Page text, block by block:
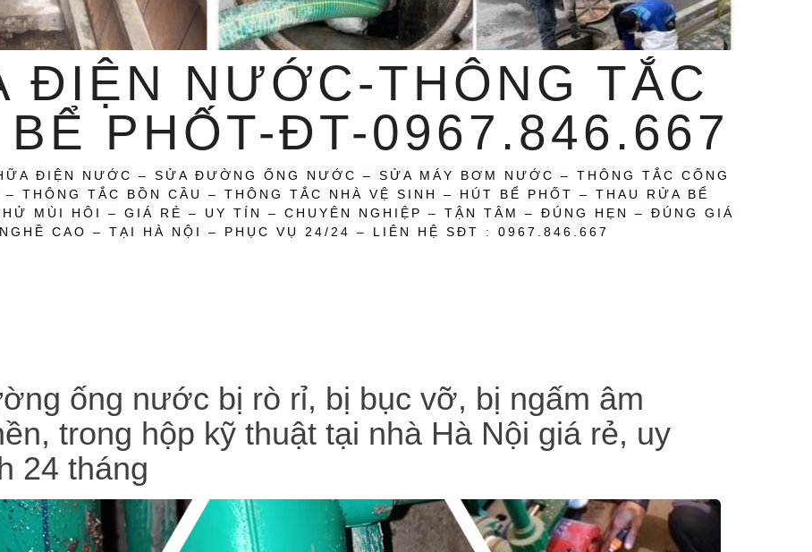
ĐIỆN NƯỚC-THÔNG TẮC
BỂ PHỐT-ĐT-0967.846.667
ĐIỆN NƯỚC – SỬA ĐƯỜNG ỐNG NƯỚC – SỬA MÁY BƠM NƯỚC – THÔNG TẮC CỐNG
THÔNG TẮC BỒN CẦU – THÔNG TẮC NHÀ VỆ SINH – HÚT BỂ PHỐT – THAU RỬA BỂ
MÙI HÔI – GIÁ RẺ – UY TÍN – CHUYÊN NGHIỆP – TẬN TÂM – ĐÚNG HẸN – ĐÚNG GIÁ
CAO – TẠI HÀ NỘI – PHỤC VỤ 24/24 – LIÊN HỆ SĐT : 0967.846.667
ống nước bị rò rỉ, bị bục vỡ, bị ngấm âm
trong hộp kỹ thuật tại nhà Hà Nội giá rẻ, uy
24 tháng